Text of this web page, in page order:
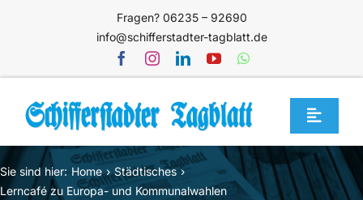
Fragen? 06235 – 92690
info@schifferstadter-tagblatt.de
Toggle
Home
Themen
Sie sind hier: Home
Städtisches
Lerncafé zu Europa- und Kommunalwahlen